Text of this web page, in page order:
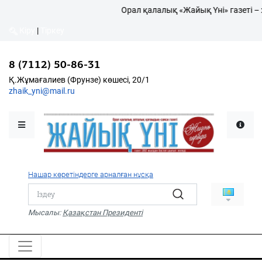
Қалалықтар қаперіне
Қоғам
Дені сау ұлт
Спорт
Жалын
PDF
Қ.Жұмағалиев (Фрунзе)
Орал қалалық «Жайық Үні» газеті –
|
8 (7112) 50-86-31
Қ.Жұмағалиев (Фрунзе) көшесі, 20/1
zhaik_yni@mail.ru
Нашар көретіндерге арналған нұсқа
Мысалы: Қазақстан Президенті